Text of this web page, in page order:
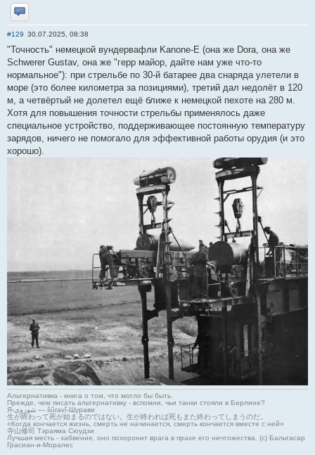
Отправить личное сообщение
#129 30.07.2025, 08:38
"Точность" немецкой вундервафли Kanone-E (она же Dora, она же
Schwerer Gustav, она же "герр майор, дайте нам уже что-то
нормальное"): при стрельбе по 30-й батарее два снаряда улетели в
море (это более километра за позициями), третий дал недолёт в 120
м, а четвёртый не долетел ещё ближе к немецкой пехоте на 280 м.
Хотя для повышения точности стрельбы применялось даже
специальное устройство, поддерживающее постоянную температуру
зарядов, ничего не помогало для эффективной работы орудия (и это
хорошо).
Альтернативка - книга о том, что могло бы быть.
Прежде, чем писать альтернативку - вспомни, чьи танки стояли в Берлине?
Я-شوروی — šûravî-Шурави
生が終わって死が始まるのではない。生が終われば死もまた終わってしまうのだ。
«Когда кончается жизнь, смерть не начинается, смерть кончается вместе с ней»
寺山修司 Тэраяма Сюудзи
Лучшая месть - забвение, оно похоронит врага в прахе его ничтожества. (с) Бальтасар
Грасиан-и-Моралес